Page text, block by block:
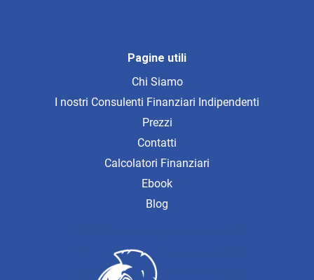
Pagine utili
Chi Siamo
I nostri Consulenti Finanziari Indipendenti
Prezzi
Contatti
Calcolatori Finanziari
Ebook
Blog